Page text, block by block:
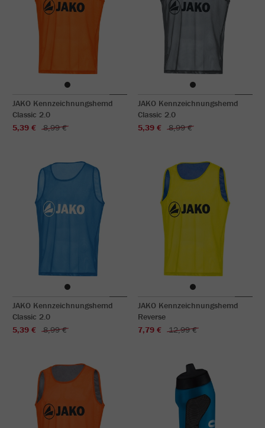
JAKO Kennzeichnungshemd
Classic 2.0
5,39 €
8,99 €
JAKO Kennzeichnungshemd
Classic 2.0
5,39 €
8,99 €
JAKO Kennzeichnungshemd
Classic 2.0
5,39 €
8,99 €
JAKO Kennzeichnungshemd
Reverse
7,79 €
12,99 €